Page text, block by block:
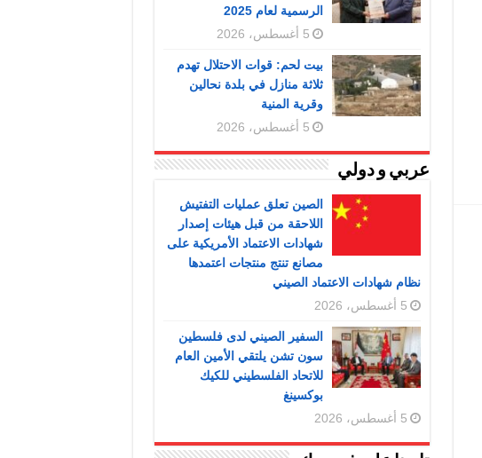
الرسمية لعام 2025
5 أغسطس، 2026
بيت لحم: قوات الاحتلال تهدم
ثلاثة منازل في بلدة نحالين
وقرية المنية
5 أغسطس، 2026
عربي و دولي
الصين تعلق عمليات التفتيش
اللاحقة من قبل هيئات إصدار
شهادات الاعتماد الأمريكية على
مصانع تنتج منتجات اعتمدها
نظام شهادات الاعتماد الصيني
5 أغسطس، 2026
السفير الصيني لدى فلسطين
سون تشن يلتقي الأمين العام
للاتحاد الفلسطيني للكيك
بوكسينغ
5 أغسطس، 2026